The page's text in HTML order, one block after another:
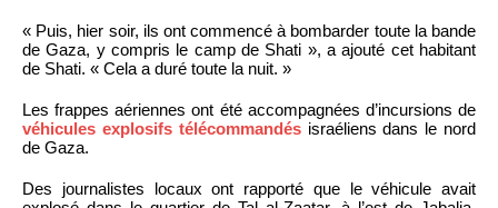
« Puis, hier soir, ils ont commencé à bombarder toute la bande
de Gaza, y compris le camp de Shati », a ajouté cet habitant
de Shati. « Cela a duré toute la nuit. »
Les frappes aériennes ont été accompagnées d’incursions de
véhicules explosifs télécommandésisraéliens dans le nord
de Gaza.
Des journalistes locaux ont rapporté que le véhicule avait